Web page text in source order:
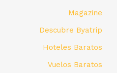
Magazine
Descubre Byatrip
Hoteles Baratos
Vuelos Baratos